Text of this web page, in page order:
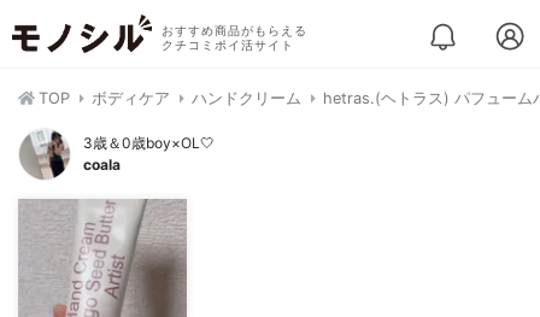
おすすめ商品がもらえる
クチコミポイ活サイト
TOP ボディケア ハンドクリーム hetras.(ヘトラス) パフューム
3歳＆0歳boy×OL🤍
coala